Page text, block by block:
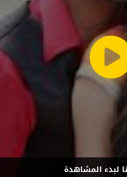
لبدء المشاهدة